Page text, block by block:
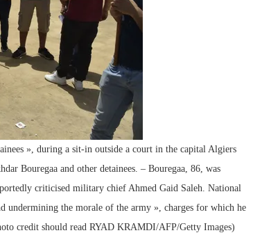
», during a sit-in outside a court in the capital Algiers
Bouregaa and other detainees. – Bouregaa, 86, was
criticised military chief Ahmed Gaid Saleh. National
undermining the morale of the army », charges for which he
credit should read RYAD KRAMDI/AFP/Getty Images)